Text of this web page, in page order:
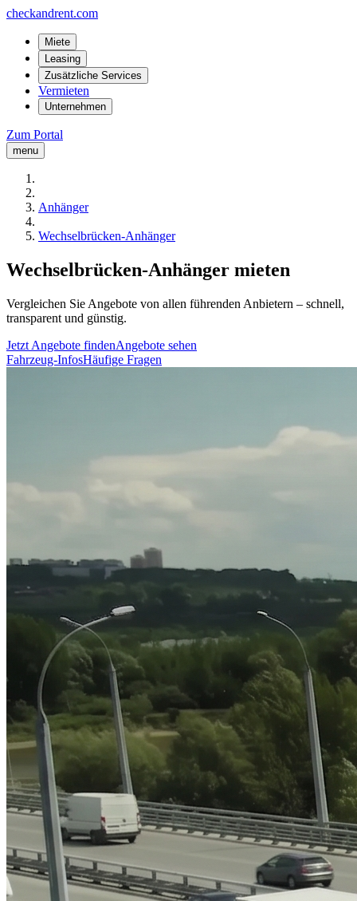
checkandrent.com
Miete
Leasing
Zusätzliche Services
Vermieten
Unternehmen
Zum Portal
menu
Anhänger
Wechselbrücken-Anhänger
Wechselbrücken-Anhänger mieten
Vergleichen Sie Angebote von allen führenden Anbietern – schnell,
transparent und günstig.
Jetzt Angebote findenAngebote sehen
Fahrzeug-InfosHäufige Fragen